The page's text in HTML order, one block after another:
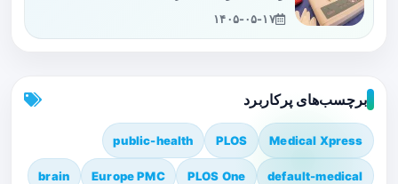
۱۴۰۵-۰۵-۱۷
برچسب‌های پرکاربرد
Medical Xpress
PLOS
public-health
default-medical
PLOS One
Europe PMC
brain